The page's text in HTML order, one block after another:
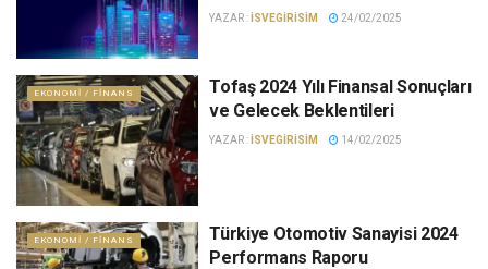
YAZAR :ISVEGIRISIM 24/02/2025
EKONOMI / FINANS
Tofaş 2024 Yılı Finansal Sonuçları
ve Gelecek Beklentileri
YAZAR :ISVEGIRISIM 14/02/2025
EKONOMI / FINANS
Türkiye Otomotiv Sanayisi 2024
Performans Raporu